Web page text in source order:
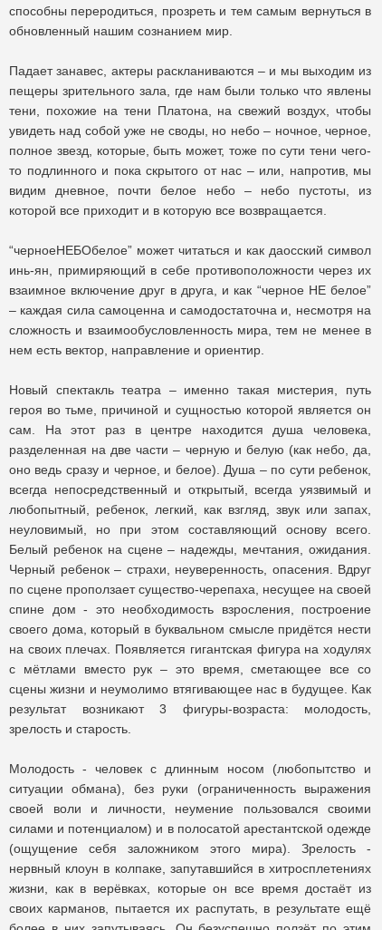
способны переродиться, прозреть и тем самым вернуться в
обновленный нашим сознанием мир.
Падает занавес, актеры раскланиваются – и мы выходим из
пещеры зрительного зала, где нам были только что явлены
тени, похожие на тени Платона, на свежий воздух, чтобы
увидеть над собой уже не своды, но небо – ночное, черное,
полное звезд, которые, быть может, тоже по сути тени чего-
то подлинного и пока скрытого от нас – или, напротив, мы
видим дневное, почти белое небо – небо пустоты, из
которой все приходит и в которую все возвращается.
“черноеНЕБОбелое” может читаться и как даосский символ
инь-ян, примиряющий в себе противоположности через их
взаимное включение друг в друга, и как “черное НЕ белое”
– каждая сила самоценна и самодостаточна и, несмотря на
сложность и взаимообусловленность мира, тем не менее в
нем есть вектор, направление и ориентир.
Новый спектакль театра – именно такая мистерия, путь
героя во тьме, причиной и сущностью которой является он
сам. На этот раз в центре находится душа человека,
разделенная на две части – черную и белую (как небо, да,
оно ведь сразу и черное, и белое). Душа – по сути ребенок,
всегда непосредственный и открытый, всегда уязвимый и
любопытный, ребенок, легкий, как взгляд, звук или запах,
неуловимый, но при этом составляющий основу всего.
Белый ребенок на сцене – надежды, мечтания, ожидания.
Черный ребенок – страхи, неуверенность, опасения. Вдруг
по сцене проползает существо-черепаха, несущее на своей
спине дом - это необходимость взросления, построение
своего дома, который в буквальном смысле придётся нести
на своих плечах. Появляется гигантская фигура на ходулях
с мётлами вместо рук – это время, сметающее все со
сцены жизни и неумолимо втягивающее нас в будущее. Как
результат возникают 3 фигуры-возраста: молодость,
зрелость и старость.
Молодость - человек с длинным носом (любопытство и
ситуации обмана), без руки (ограниченность выражения
своей воли и личности, неумение пользовался своими
силами и потенциалом) и в полосатой арестантской одежде
(ощущение себя заложником этого мира). Зрелость -
нервный клоун в колпаке, запутавшийся в хитросплетениях
жизни, как в верёвках, которые он все время достаёт из
своих карманов, пытается их распутать, в результате ещё